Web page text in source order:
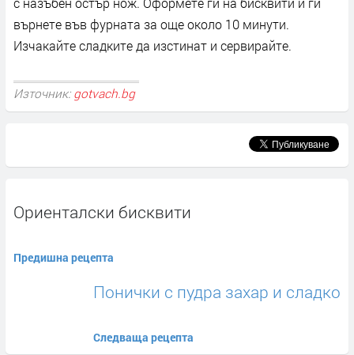
върнете във фурната за още около 10 минути.
Изчакайте сладките да изстинат и сервирайте.
Източник: gotvach.bg
Ориенталски бисквити
Предишна рецепта
Понички с пудра захар и сладко
Следваща рецепта